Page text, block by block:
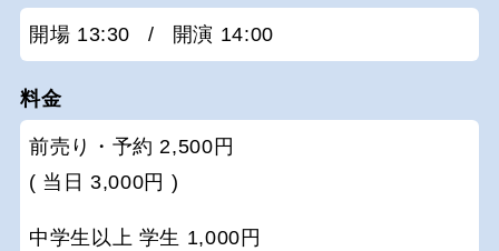
開場 13:30 / 開演 14:00
料金
前売り・予約 2,500円
( 当日 3,000円 )
中学生以上 学生 1,000円